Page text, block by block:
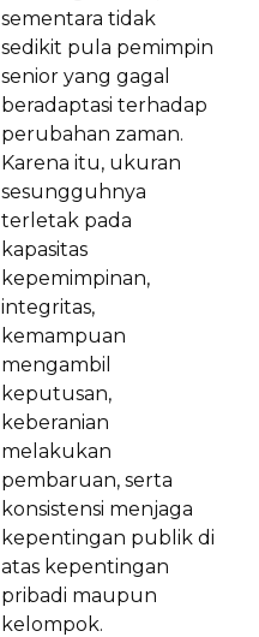
sementara tidak
sedikit pula pemimpin
senior yang gagal
beradaptasi terhadap
perubahan zaman.
Karena itu, ukuran
sesungguhnya
terletak pada
kapasitas
kepemimpinan,
integritas,
kemampuan
mengambil
keputusan,
keberanian
melakukan
pembaruan, serta
konsistensi menjaga
kepentingan publik di
atas kepentingan
pribadi maupun
kelompok.